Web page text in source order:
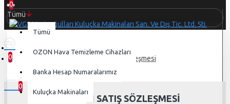
0
0
0 ürün - 0,00 TL
0
Tümü
Tümü
OZON Hava Temizleme Cihazları
Banka Hesap Numaralarımız
Kuluçka Makinaları
Mesafeli Satış Sözleşmesi
MESAFELI SATIŞ SÖZLEŞMESI